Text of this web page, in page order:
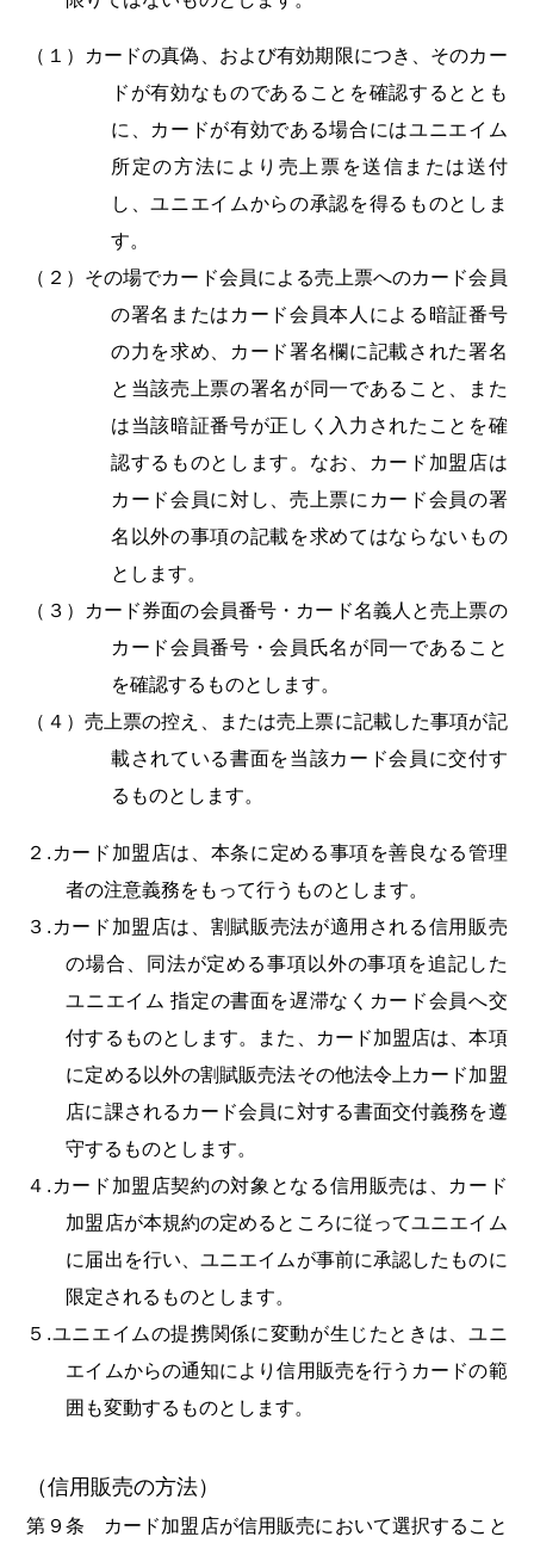
（１）カードの真偽、および有効期限につき、そのカー
ドが有効なものであることを確認するととも
に、カードが有効である場合にはユニエイム
所定の方法により売上票を送信または送付
し、ユニエイムからの承認を得るものとしま
す。
（２）その場でカード会員による売上票へのカード会員
の署名またはカード会員本人による暗証番号
の力を求め、カード署名欄に記載された署名
と当該売上票の署名が同一であること、また
は当該暗証番号が正しく入力されたことを確
認するものとします。なお、カード加盟店は
カード会員に対し、売上票にカード会員の署
名以外の事項の記載を求めてはならないもの
とします。
（３）カード券面の会員番号・カード名義人と売上票の
カード会員番号・会員氏名が同一であること
を確認するものとします。
（４）売上票の控え、または売上票に記載した事項が記
載されている書面を当該カード会員に交付す
るものとします。
２.カード加盟店は、本条に定める事項を善良なる管理
者の注意義務をもって行うものとします。
３.カード加盟店は、割賦販売法が適用される信用販売
の場合、同法が定める事項以外の事項を追記した
ユニエイム 指定の書面を遅滞なくカード会員へ交
付するものとします。また、カード加盟店は、本項
に定める以外の割賦販売法その他法令上カード加盟
店に課されるカード会員に対する書面交付義務を遵
守するものとします。
４.カード加盟店契約の対象となる信用販売は、カード
加盟店が本規約の定めるところに従ってユニエイム
に届出を行い、ユニエイムが事前に承認したものに
限定されるものとします。
５.ユニエイムの提携関係に変動が生じたときは、ユニ
エイムからの通知により信用販売を行うカードの範
囲も変動するものとします。
（信用販売の方法）
第９条 カード加盟店が信用販売において選択すること